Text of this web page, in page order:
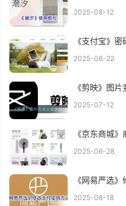
2025-08-12
《支付宝》
2025-06-22
《剪映》图
2025-07-12
《京东商城
2025-06-28
《网易严选
2025-08-18